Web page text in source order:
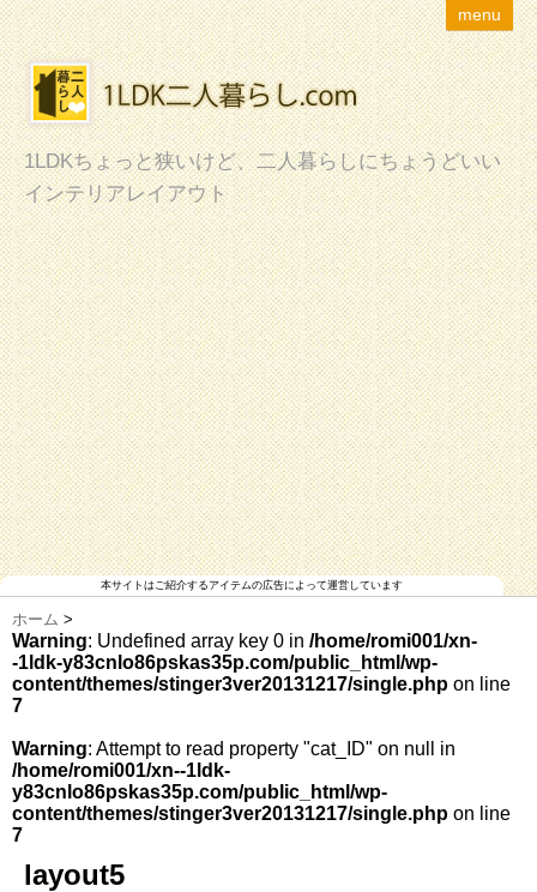
menu
1LDKちょっと狭いけど、二人暮らしにちょうどいい
インテリアレイアウト
本サイトはご紹介するアイテムの広告によって運営しています
ホーム >
Warning: Undefined array key 0 in /home/romi001/xn-
-1ldk-y83cnlo86pskas35p.com/public_html/wp-
content/themes/stinger3ver20131217/single.php on line
7
Warning: Attempt to read property "cat_ID" on null in
/home/romi001/xn--1ldk-
y83cnlo86pskas35p.com/public_html/wp-
content/themes/stinger3ver20131217/single.php on line
7
layout5